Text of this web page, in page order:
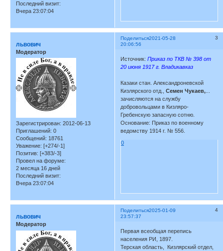
Последний визит:
Вчера 23:07:04
Поделиться 3
2021-05-28
20:06:56
львович
Модератор
Зарегистрирован: 2012-06-13
Приглашений: 0
Сообщений: 18761
Уважение: [+274/-1]
Позитив: [+383/-3]
Провел на форуме:
2 месяца 16 дней
Последний визит:
Вчера 23:07:04
Источник:Приказ по ТКВ № 398 от
20 июня 1917 г. Владикавказ
Казаки стан. Александроневской
Кизлярского отд.,Семен Чукаев,
зачисляются на службу
добровольцами в Кизляро-
Гребенскую запасную сотню.
Основание: Приказ по военному
ведомству 1914 г. № 556.
0
Поделиться 4
2025-01-09
23:57:37
львович
Модератор
Первая всеобщая перепись
населения РИ, 1897.
Терская область, Кизлярский отдел,